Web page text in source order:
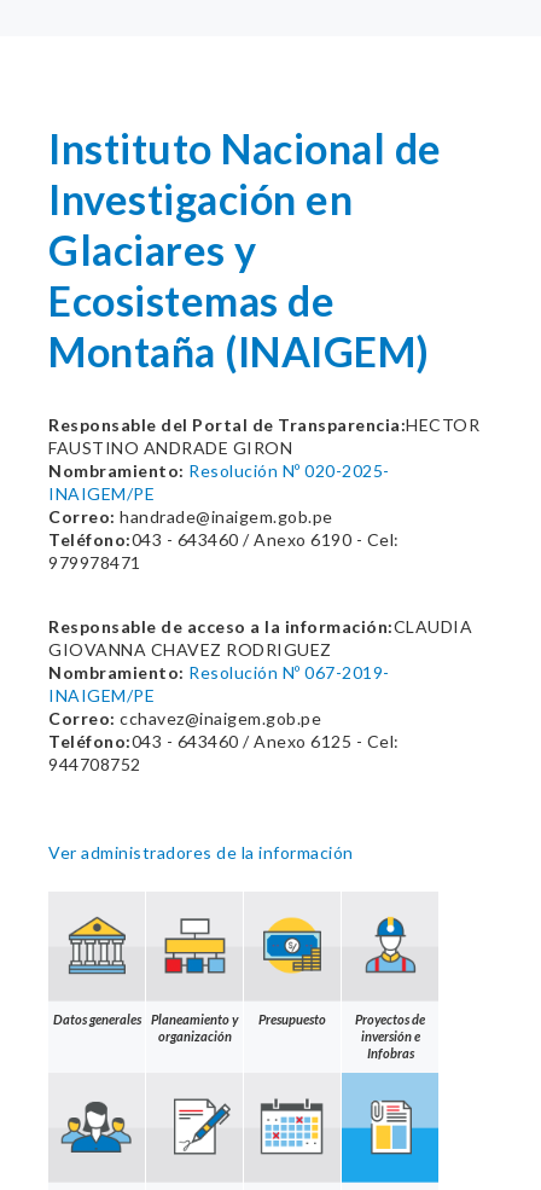
Instituto Nacional de
Investigación en
Glaciares y
Ecosistemas de
Montaña (INAIGEM)
Responsable del Portal de Transparencia:HECTOR
FAUSTINO ANDRADE GIRON
Nombramiento: Resolución Nº 020-2025-
INAIGEM/PE
Correo: handrade@inaigem.gob.pe
Teléfono:043 - 643460 / Anexo 6190 - Cel:
979978471
Responsable de acceso a la información:CLAUDIA
GIOVANNA CHAVEZ RODRIGUEZ
Nombramiento: Resolución Nº 067-2019-
INAIGEM/PE
Correo: cchavez@inaigem.gob.pe
Teléfono:043 - 643460 / Anexo 6125 - Cel:
944708752
Ver administradores de la información
Datos generales
Planeamiento y
organización
Presupuesto
Proyectos de
inversión e
Infobras